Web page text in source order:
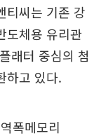
티씨는 기존 강
도체용 유리관
래터 중심의 첨
하고 있다.
폭메모리